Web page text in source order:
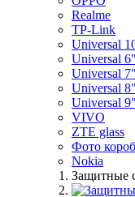
Realme
TP-Link
Universal
Universal 6"
Universal
Universal
Universal
VIVO
ZTE glass
Фото
Nokia
Защитные